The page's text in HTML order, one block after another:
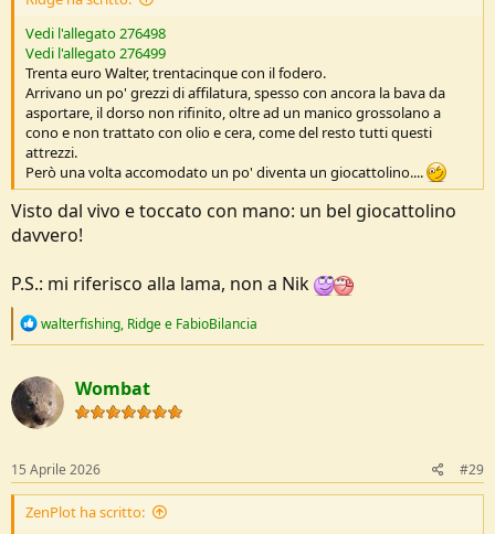
Vedi l'allegato 276498
Vedi l'allegato 276499
Trenta euro Walter, trentacinque con il fodero.
Arrivano un po' grezzi di affilatura, spesso con ancora la bava da
asportare, il dorso non rifinito, oltre ad un manico grossolano a
cono e non trattato con olio e cera, come del resto tutti questi
attrezzi.
Però una volta accomodato un po' diventa un giocattolino....
Visto dal vivo e toccato con mano: un bel giocattolino
davvero!
P.S.: mi riferisco alla lama, non a Nik
R
c
t
i
o
s
:
walterfishing, Ridgee FabioBilancia
Wombat
15 Aprile 2026 #29
ZenPlot ha scritto: